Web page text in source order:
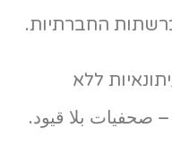
החברתיות.
ללא
بلا قيود.